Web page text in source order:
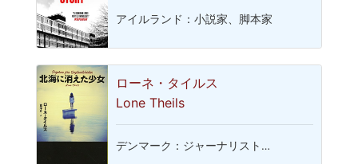
アイルランド：小説家、脚本家
ローネ・タイルス
Lone Theils
デンマーク：ジャーナリスト…